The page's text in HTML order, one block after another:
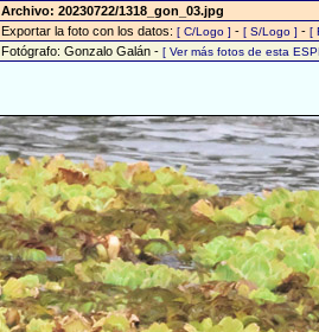
Archivo: 20230722/1318_gon_03.jpg
Exportar la foto con los datos: [ C/Logo ] - [ S/Logo ] - [
Fotógrafo: Gonzalo Galán - [ Ver más fotos de esta